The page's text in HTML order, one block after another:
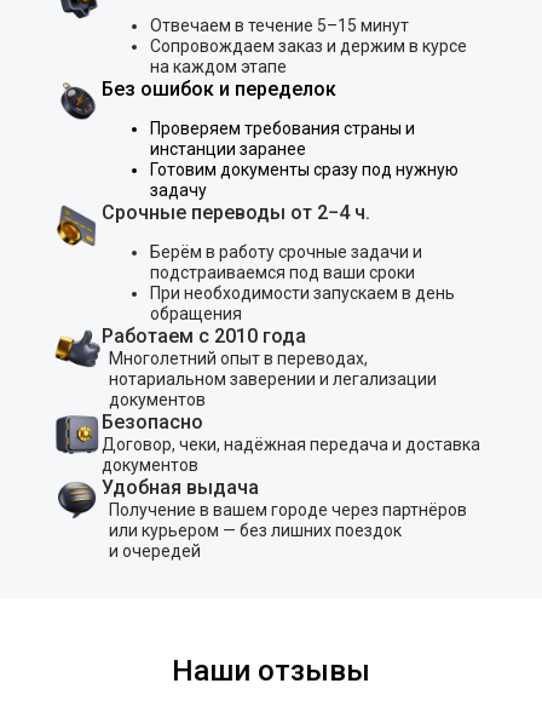
Отвечаем в течение 5–15 минут
Сопровождаем заказ и держим в курсе
на каждом этапе
Без ошибок и переделок
Проверяем требования страны и
инстанции заранее
Готовим документы сразу под нужную
задачу
Срочные переводы от 2−4 ч.
Берём в работу срочные задачи и
подстраиваемся под ваши сроки
При необходимости запускаем в день
обращения
Работаем с 2010 года
Многолетний опыт в переводах,
нотариальном заверении и легализации
документов
Безопасно
Договор, чеки, надёжная передача и доставка
документов
Удобная выдача
Получение в вашем городе через партнёров
или курьером — без лишних поездок
и очередей
Наши отзывы